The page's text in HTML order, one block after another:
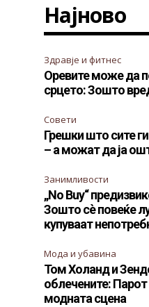
Најново
Здравје и фитнес
Оревите може да
срцето: Зошто
Совети
Грешки што сите
– а можат да ја
Занимливости
„No Buy“
Зошто сè повеќе
купуваат
Мода и убавина
Том Холанд и
облечените:
модната сцена